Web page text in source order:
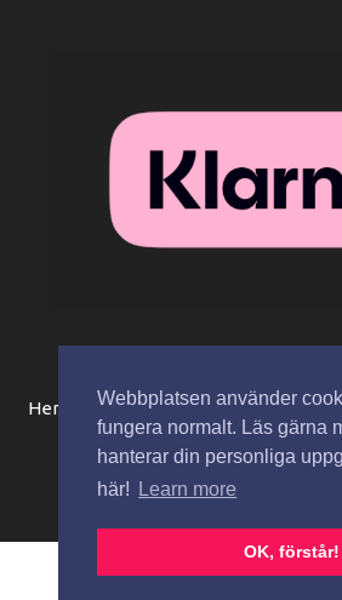
Webbplatsen använder
fungera normalt. Läs gärna
hanterar din personliga
här!
Learn more
OK, förstår!
Hem Beställningsinformation /
Integritetspolicy
Spåra paket
Copyright © 2026 Zaza
Svenska